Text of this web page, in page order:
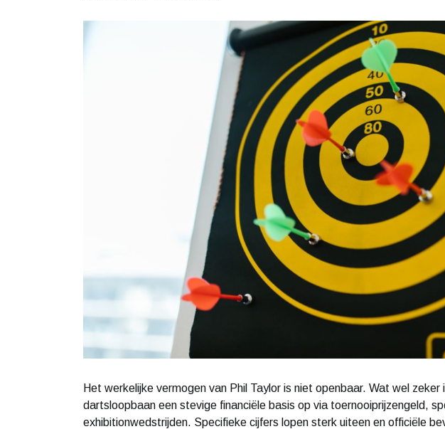
Het werkelijke vermogen van Phil Taylor is niet openbaar. Wat wel
dartsloopbaan een stevige financiële basis op via toernooiprijzengeld,
exhibitionwedstrijden. Specifieke cijfers lopen sterk uiteen en officiële